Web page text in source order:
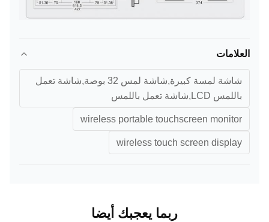
العلامات
شاشة لمسة كبيرة,شاشة لمس 32 بوصة,شاشة تعمل
باللمس LCD,شاشة تعمل باللمس
wireless portable touchscreen monitor
wireless touch screen display
ربما يعجبك أيضا